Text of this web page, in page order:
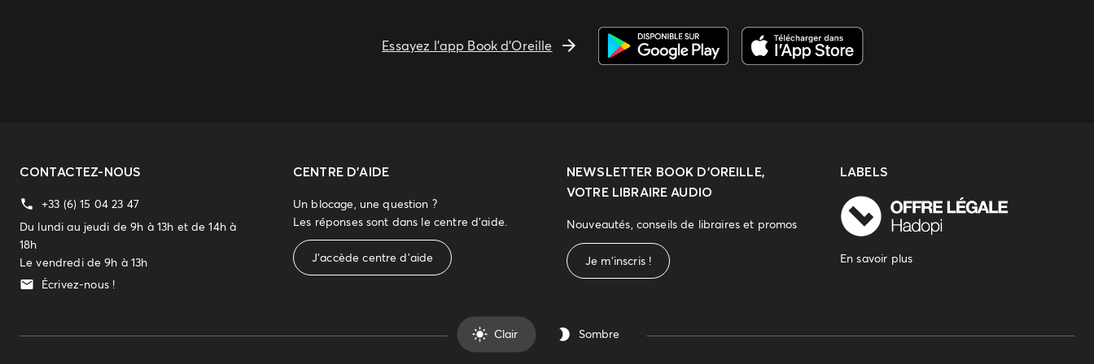
Essayez l'app Book d'Oreille
CONTACTEZ-NOUS
+33 (6) 15 04 23 47
Du lundi au jeudi de 9h à 13h et de 14h à
18h
Le vendredi de 9h à 13h
Écrivez-nous !
CENTRE D'AIDE
Un blocage, une question ?
Les réponses sont dans le centre d'aide.
J'accède centre d'aide
NEWSLETTER BOOK D’OREILLE,
VOTRE LIBRAIRE AUDIO
Nouveautés, conseils de libraires et promos
Je m'inscris !
LABELS
En savoir plus
Clair Sombre